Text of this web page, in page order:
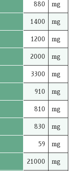
880 mg
1400 mg
1200 mg
2000 mg
3300 mg
910 mg
810 mg
830 mg
59 mg
21000 mg